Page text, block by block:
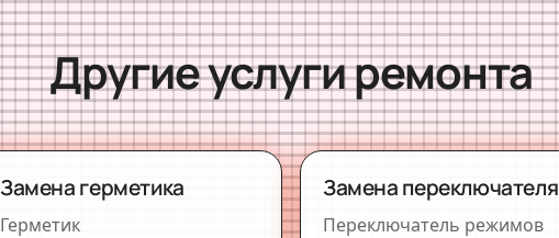
Другие услуги ремонта
Замена герметика
Герметик
Замена переключателя
Переключатель режимов